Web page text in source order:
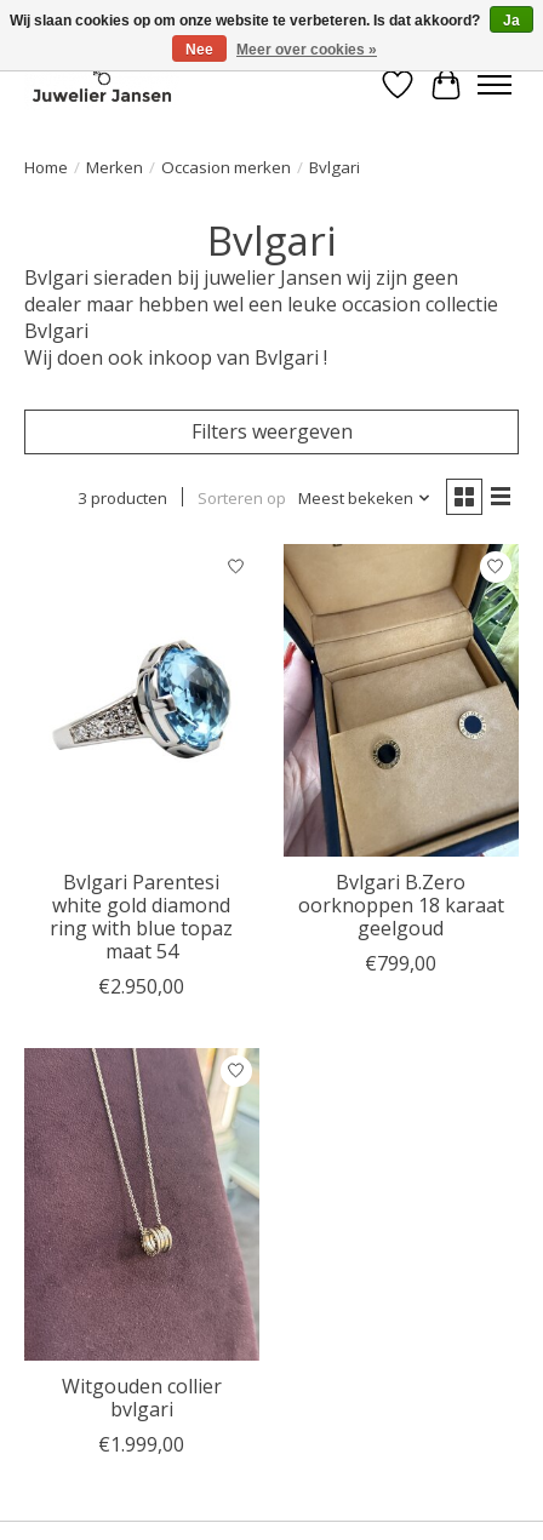
Verlanglijst
Home / Merken / Occasion merken / Bvlgari
Bvlgari
Bvlgari sieraden bij juwelier Jansen wij zijn geen
dealer maar hebben wel een leuke occasion collectie
Bvlgari
Wij doen ook inkoop van Bvlgari !
Filters weergeven
3 producten Sorteren op Meest bekeken
Bvlgari Parentesi
white gold diamond
ring with blue topaz
maat 54
€2.950,00
Bvlgari B.Zero
oorknoppen 18 karaat
geelgoud
€799,00
Witgouden collier
bvlgari
€1.999,00
Wij slaan cookies op om onze website te verbeteren. Is dat akkoord?
Ja
Nee
Meer over cookies »